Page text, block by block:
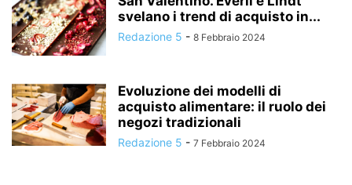
svelano i trend di acquisto in...
Redazione 5 - 8 Febbraio 2024
Evoluzione dei modelli di
acquisto alimentare: il ruolo dei
negozi tradizionali
Redazione 5 - 7 Febbraio 2024